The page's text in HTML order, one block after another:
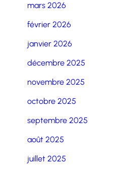
mars 2026
février 2026
janvier 2026
décembre 2025
novembre 2025
octobre 2025
septembre 2025
août 2025
juillet 2025